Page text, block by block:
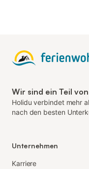
Wir sind ein Teil
Holidu verbindet mehr
nach den besten
Unternehmen
Karriere